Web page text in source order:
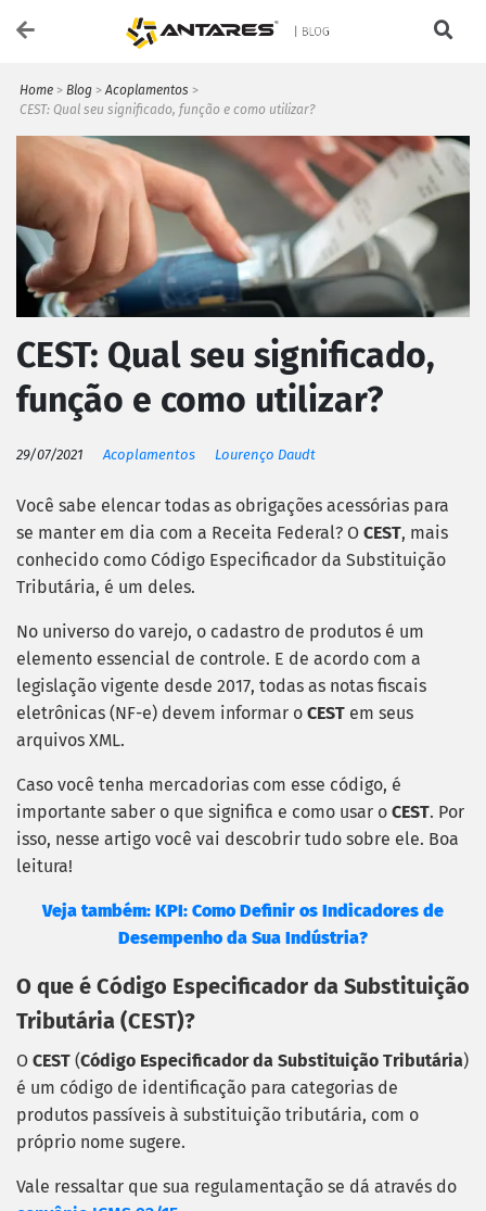
Home > Blog > Acoplamentos >
CEST: Qual seu significado, função e como utilizar?
CEST: Qual seu significado,
função e como utilizar?
29/07/2021 Acoplamentos Lourenço Daudt
Você sabe elencar todas as obrigações acessórias para
se manter em dia com a Receita Federal? O CEST, mais
conhecido como Código Especificador da Substituição
Tributária, é um deles.
No universo do varejo, o cadastro de produtos é um
elemento essencial de controle. E de acordo com a
legislação vigente desde 2017, todas as notas fiscais
eletrônicas (NF-e) devem informar o CEST em seus
arquivos XML.
Caso você tenha mercadorias com esse código, é
importante saber o que significa e como usar o CEST. Por
isso, nesse artigo você vai descobrir tudo sobre ele. Boa
leitura!
Veja também: KPI: Como Definir os Indicadores de
Desempenho da Sua Indústria?
O que é Código Especificador da Substituição
Tributária (CEST)?
O CEST (Código Especificador da Substituição Tributária)
é um código de identificação para categorias de
produtos passíveis à substituição tributária, com o
próprio nome sugere.
Vale ressaltar que sua regulamentação se dá através do